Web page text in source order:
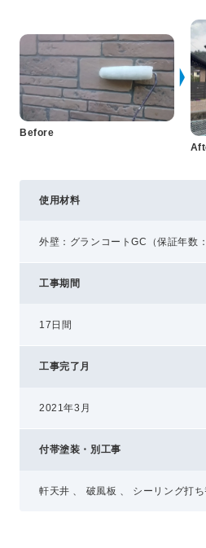
コミュニティガイドライン
AIポリシー
特定商取引法に基づく表記
Before
使用材料
外壁：グランコートGC（保証年数
工事期間
17日間
工事完了月
2021年3月
付帯塗装・別工事
軒天井 、 破風板 、 シーリング打